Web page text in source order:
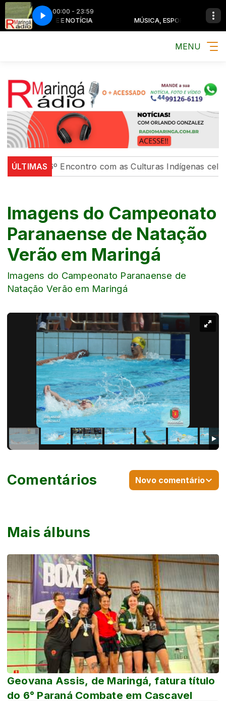
00:00 - 23:59
ESPORTE E NOTÍCIA MÚSICA, ESPORTE E NOTÍCIA
MENU
ÚLTIMAS
UEM, 6º Encontro com as Culturas Indígenas celebra
Imagens do Campeonato
Paranaense de Natação
Verão em Maringá
Imagens do Campeonato Paranaense de
Natação Verão em Maringá
Mais álbuns
Geovana Assis, de Maringá, fatura título
do 6° Paraná Combate em Cascavel
Comentários Novo comentário